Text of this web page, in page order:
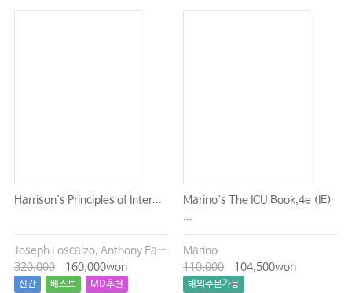
Harrison`s Principles of Inter...
Joseph Loscalzo, Anthony Fauci, Dennis Kasper, Stephen Hauser, Dan Longo, J. Larry Jameson
320,000
160,000won
신간 베스트 MD추천
Marino`s The ICU Book,4e (IE)
...
Marino
110,000
104,500won
해외주문가능